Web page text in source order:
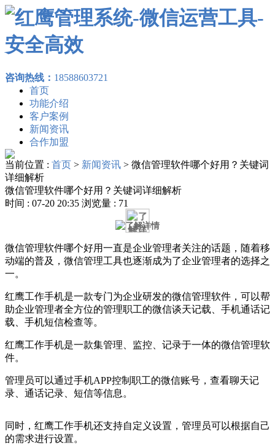
咨询热线： 18588603721
首页
功能介绍
客户案例
新闻资讯
合作加盟
当前位置 : 首页 > 新闻资讯 > 微信管理软件哪个好用？关键词
详细解析
微信管理软件哪个好用？关键词详细解析
时间 : 07-20 20:35 浏览量 : 71
微信管理软件哪个好用一直是企业管理者关注的话题，随着移
动端的普及，微信管理工具也逐渐成为了企业管理者的选择之
一。
红鹰工作手机是一款专门为企业研发的微信管理软件，可以帮
助企业管理者全方位的管理职工的微信谈天记载、手机通话记
载、手机短信检查等。
红鹰工作手机是一款集管理、监控、记录于一体的微信管理软
件。
管理员可以通过手机APP控制职工的微信账号，查看聊天记
录、通话记录、短信等信息。
同时，红鹰工作手机还支持自定义设置，管理员可以根据自己
的需求进行设置。